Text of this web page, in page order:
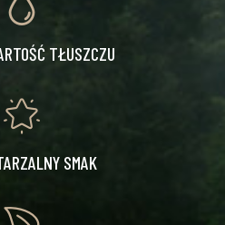
TŁUSZCZU
SMAK